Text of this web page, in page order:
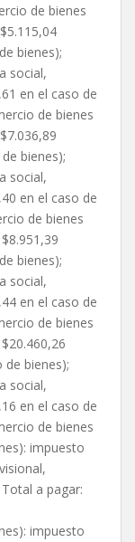
de bienes
bienes);
social,
en el caso de
de bienes
bienes);
social,
en el caso de
de bienes
bienes);
social,
en el caso de
de bienes
de bienes);
social,
en el caso de
de bienes
impuesto
a pagar:
impuesto